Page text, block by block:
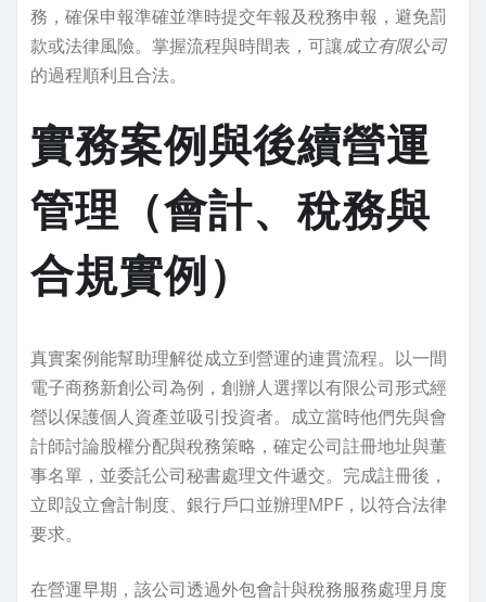
務，確保申報準確並準時提交年報及稅務申報，避免罰
款或法律風險。掌握流程與時間表，可讓成立有限公司
的過程順利且合法。
實務案例與後續營運
管理（會計、稅務與
合規實例）
真實案例能幫助理解從成立到營運的連貫流程。以一間
電子商務新創公司為例，創辦人選擇以有限公司形式經
營以保護個人資產並吸引投資者。成立當時他們先與會
計師討論股權分配與稅務策略，確定公司註冊地址與董
事名單，並委託公司秘書處理文件遞交。完成註冊後，
立即設立會計制度、銀行戶口並辦理MPF，以符合法律
要求。
在營運早期，該公司透過外包會計與稅務服務處理月度